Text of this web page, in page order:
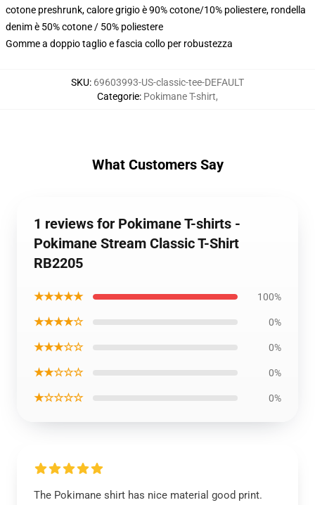
cotone preshrunk, calore grigio è 90% cotone/10% poliestere, rondella
denim è 50% cotone / 50% poliestere
Gomme a doppio taglio e fascia collo per robustezza
SKU: 69603993-US-classic-tee-DEFAULT
Categorie: Pokimane T-shirt,
What Customers Say
1 reviews for Pokimane T-shirts -
Pokimane Stream Classic T-Shirt
RB2205
★★★★★ 100%
★★★★☆ 0%
★★★☆☆ 0%
★★☆☆☆ 0%
★☆☆☆☆ 0%
The Pokimane shirt has nice material good print.